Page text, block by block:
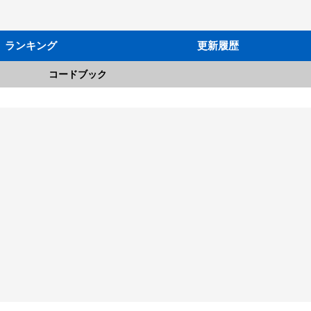
ランキング 更新履歴
コードブック